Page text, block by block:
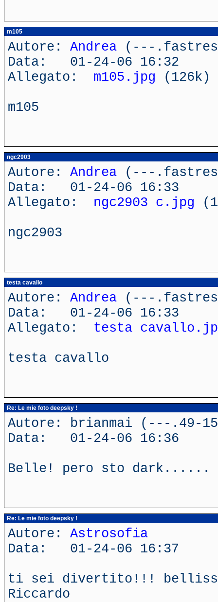
m105
Autore: Andrea (---
Data: 01-24-06 16:32
Allegato: m105.jpg (126k)
m105
ngc2903
Autore: Andrea (---
Data: 01-24-06 16:33
Allegato: ngc2903 c.jpg
ngc2903
testa cavallo
Autore: Andrea (---
Data: 01-24-06 16:33
Allegato: testa
testa cavallo
Re: Le mie foto deepsky !
Autore: brianmai (---.49-
Data: 01-24-06 16:36
Belle! pero sto
Re: Le mie foto deepsky !
Autore: Astrosofia
Data: 01-24-06 16:37
ti sei divertito!!!
Riccardo